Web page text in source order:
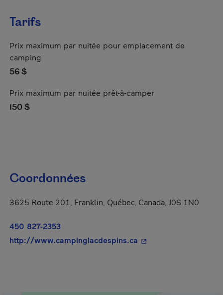
Tarifs
Prix maximum par nuitée pour emplacement de
camping
56 $
Prix maximum par nuitée prêt-à-camper
150 $
Coordonnées
3625 Route 201, Franklin, Québec, Canada, J0S 1N0
450 827-2353
http://www.campinglacdespins.ca - Cet hyperlien